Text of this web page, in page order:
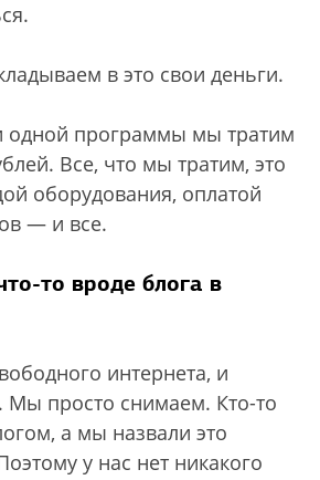
в это свои деньги.
одной программы мы тратим
Все, что мы тратим, это
оборудования, оплатой
— и все.
то вроде блога в
интернета, и
Мы просто снимаем. Кто-то
а мы назвали это
у нас нет никакого